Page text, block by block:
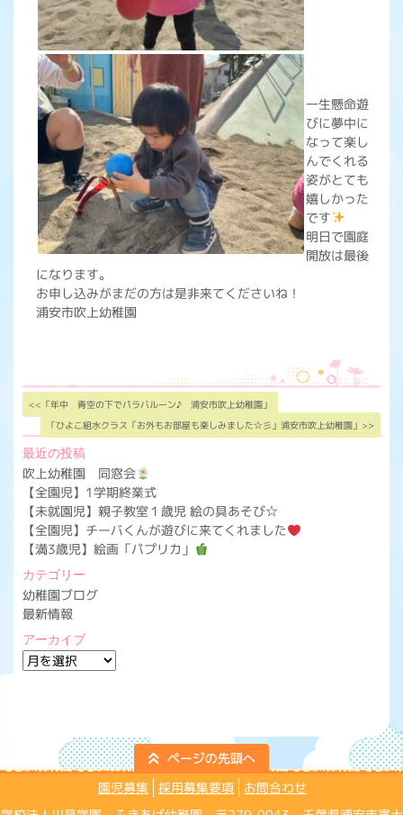
一生懸命遊
びに夢中に
なって楽し
んでくれる
姿がとても
嬉しかった
です
明日で園庭
開放は最後
になります。
お申し込みがまだの方は是非来てくださいね！
浦安市吹上幼稚園
<<「年中 青空の下でパラバルーン♪ 浦安市吹上幼稚園」
「ひよこ組水クラス「お外もお部屋も楽しみました☆彡」浦安市吹上幼稚園」>>
最近の投稿
吹上幼稚園 同窓会
【全園児】1学期終業式
【未就園児】親子教室１歳児 絵の具あそび☆
【全園児】チーバくんが遊びに来てくれました
【満3歳児】絵画「パプリカ」
カテゴリー
幼稚園ブログ
最新情報
アーカイブ
ア
園児募集 採用募集要項
お問合わせ